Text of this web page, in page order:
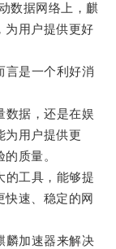
数据网络上，麒
为用户提供更好
是一个利好消
据，还是在娱
为用户提供更
质量。
工具，能够提
快速、稳定的网
加速器来解决